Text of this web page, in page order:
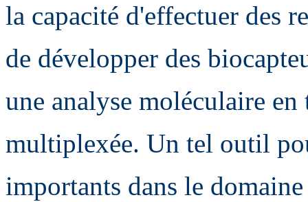
la capacité d'effectuer des
de développer des
une analyse moléculaire
multiplexée. Un tel outil
importants dans le